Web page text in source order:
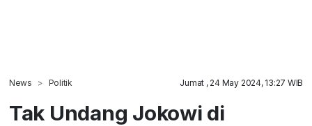
News Politik Jumat , 24 May 2024, 13:27 WIB
Tak Undang Jokowi di